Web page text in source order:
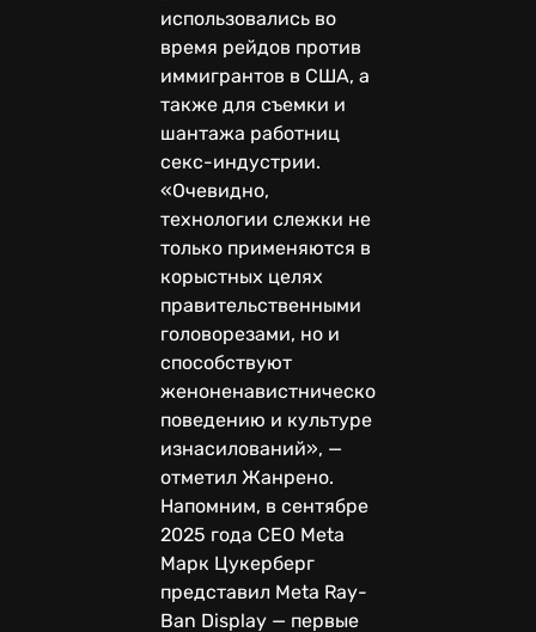
использовались во
время рейдов против
иммигрантов в США, а
также для съемки и
шантажа работниц
секс-индустрии.
«Очевидно,
технологии слежки не
только применяются в
корыстных целях
правительственными
головорезами, но и
способствуют
женоненавистническому
поведению и культуре
изнасилований», —
отметил Жанрено.
Напомним, в сентябре
2025 года CEO Meta
Марк Цукерберг
представил Meta Ray-
Ban Display — первые